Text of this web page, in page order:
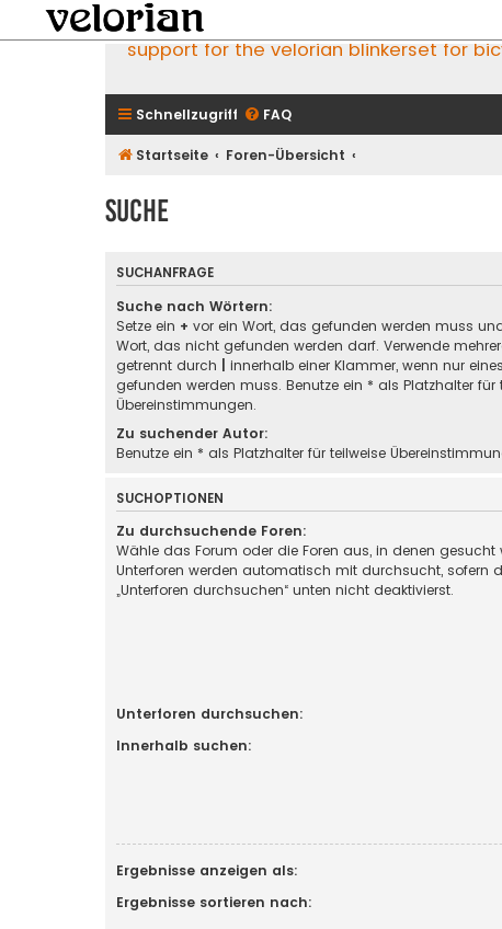
support for the velorian blinkerset for
Schnellzugriff FAQ
Startseite Foren-Übersicht
Suche
SUCHANFRAGE
Suche nach Wörtern:
Setze ein + vor ein Wort, das gefunden werden muss
Wort, das nicht gefunden werden darf. Verwende
getrennt durch
innerhalb einer Klammer, wenn nur
gefunden werden muss. Benutze ein * als Platzhalter für
Übereinstimmungen.
Zu suchender Autor:
Benutze ein * als Platzhalter für teilweise
SUCHOPTIONEN
Zu durchsuchende Foren:
Wähle das Forum oder die Foren aus, in denen gesucht
Unterforen werden automatisch mit durchsucht, sofern
„Unterforen durchsuchen“ unten nicht deaktivierst.
Unterforen durchsuchen:
Innerhalb suchen:
Ergebnisse anzeigen als:
Ergebnisse sortieren nach: